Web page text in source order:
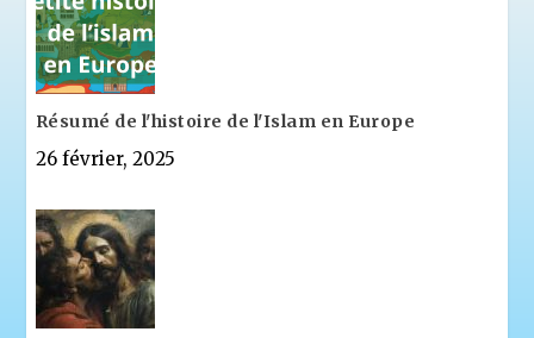
Résumé de l'histoire de l'Islam en Europe
26 février, 2025